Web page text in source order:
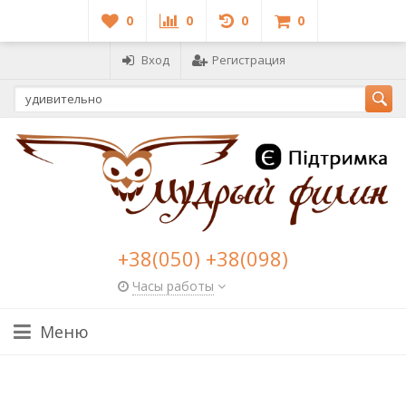
0 0 0 0
Вход Регистрация
+38(050) +38(098)
Часы работы
Меню